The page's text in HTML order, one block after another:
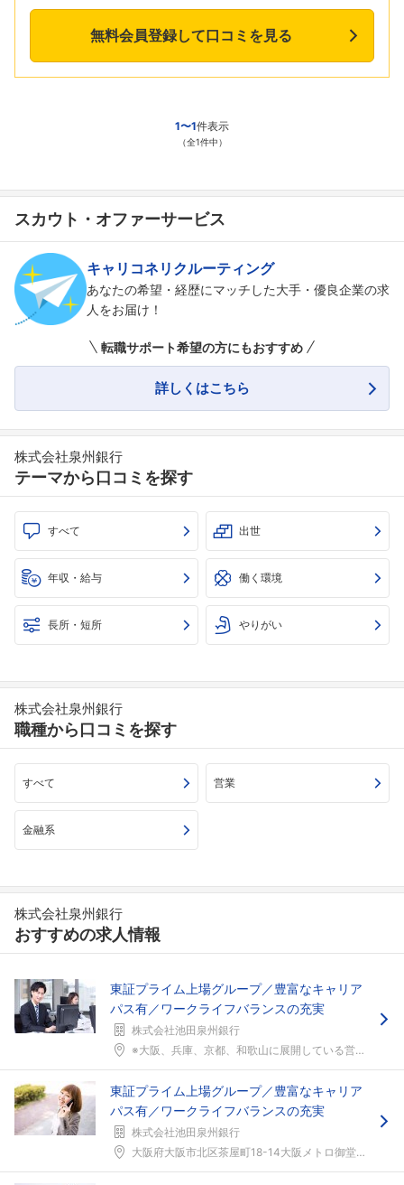
無料会員登録して口コミを見る
1〜1件表示
（全1件中）
スカウト・オファーサービス
キャリコネリクルーティング
あなたの希望・経歴にマッチした大手・優良企業の求
人をお届け！
転職サポート希望の方にもおすすめ
詳しくはこちら
株式会社泉州銀行
テーマから口コミを探す
すべて 出世
年収・給与 働く環境
長所・短所 やりがい
株式会社泉州銀行
職種から口コミを探す
すべて 営業
金融系
株式会社泉州銀行
おすすめの求人情報
東証プライム上場グループ／豊富なキャリア
パス有／ワークライフバランスの充実
株式会社池田泉州銀行
※大阪、兵庫、京都、和歌山に展開している営業店のい...
東証プライム上場グループ／豊富なキャリア
パス有／ワークライフバランスの充実
株式会社池田泉州銀行
大阪府大阪市北区茶屋町18-14大阪メトロ御堂筋線...